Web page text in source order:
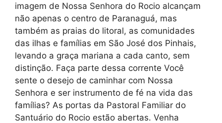
imagem de Nossa Senhora do Rocio alcançam
não apenas o centro de Paranaguá, mas
também as praias do litoral, as comunidades
das ilhas e famílias em São José dos Pinhais,
levando a graça mariana a cada canto, sem
distinção. Faça parte dessa corrente Você
sente o desejo de caminhar com Nossa
Senhora e ser instrumento de fé na vida das
famílias? As portas da Pastoral Familiar do
Santuário do Rocio estão abertas. Venha